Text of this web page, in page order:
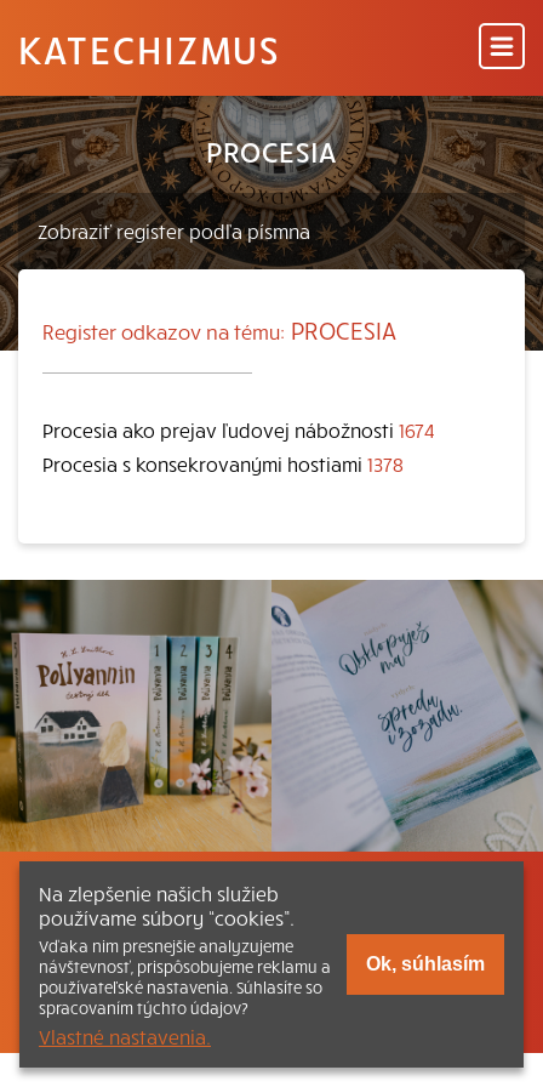
KATECHIZMUS
PROCESIA
Register odkazov na tému: PROCESIA
Procesia ako prejav ľudovej nábožnosti 1674
Procesia s konsekrovanými hostiami 1378
Listovať Obsah Dokumenty a články
Kontakt Tlačená verzia Katechizmu
© 2026 katechizmus.sk |Všetky práva vyhradené| Táto stránka
funguje aj vďaka kresťanskému kníhkupectvu
Na zlepšenie našich služieb
používame súbory “cookies”.
Vďaka nim presnejšie analyzujeme
návštevnosť, prispôsobujeme reklamu a
používateľské nastavenia. Súhlasíte so
spracovaním týchto údajov?
Vlastné nastavenia.
Ok, súhlasím